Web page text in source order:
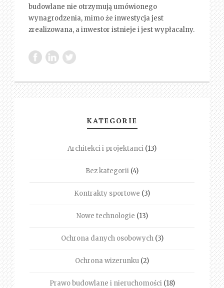
budowlane nie otrzymują umówionego
wynagrodzenia, mimo że inwestycja jest
zrealizowana, a inwestor istnieje i jest wypłacalny.
KATEGORIE
Architekci i projektanci (13)
Bez kategorii (4)
Kontrakty sportowe (3)
Nowe technologie (13)
Ochrona danych osobowych(3)
Ochrona wizerunku (2)
Prawo budowlane i nieruchomości(18)